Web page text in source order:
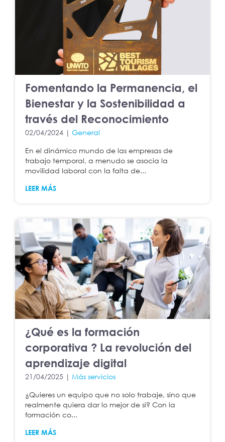
Fomentando la Permanencia, el
Bienestar y la Sostenibilidad a
través del Reconocimiento
02/04/2024 | General
En el dinámico mundo de las empresas de
trabajo temporal, a menudo se asocia la
movilidad laboral con la falta de...
LEER MÁS
¿Qué es la formación
corporativa ? La revolución del
aprendizaje digital
21/04/2025 | Más servicios
¿Quieres un equipo que no solo trabaje, sino que
realmente quiera dar lo mejor de sí? Con la
formación co...
LEER MÁS